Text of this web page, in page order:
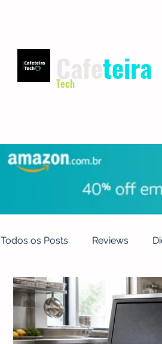
teira
Tech
Todos os Posts Reviews
Produtos Nespresso
Café Solúvel Mondial